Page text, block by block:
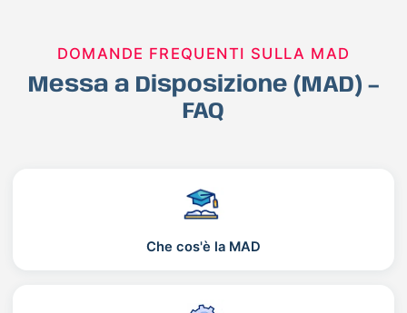
DOMANDE FREQUENTI SULLA MAD
Messa a Disposizione (MAD) –
FAQ
Che cos'è la MAD